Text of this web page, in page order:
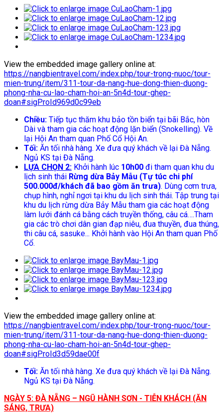
View the embedded image gallery online at:
https://nangbientravel.com/index.php/tour-trong-nuoc/tour-
mien-trung/item/311-tour-da-nang-hue-dong-thien-duong-
phong-nha-cu-lao-cham-hoi-an-5n4d-tour-ghep-
doan#sigProId969d0c99eb
Chiều: Tiếp tục thăm khu bảo tồn biển tại bãi Bắc, hòn
Dài và tham gia các hoạt động lặn biển (Snokelling). Về
lại Hội An tham quan Phố Cổ Hội An.
Tối: Ăn tối nhà hàng. Xe đưa quý khách về lại Đà Nẵng.
Ngủ KS tại Đà Nẵng.
LỰA CHỌN 2: Khởi hành lúc 10h00 đi tham quan khu du
lịch sinh thái Rừng dừa Bảy Mẫu (Tự túc chi phí
500.000đ/khách đã bao gồm ăn trưa). Dùng cơm trưa,
chụp hình, nghỉ ngơi tại khu du lịch sinh thái. Tập trung tại
khu du lịch rừng dừa Bảy Mẫu tham gia các hoạt động
làm lưới đánh cá bằng cách truyền thống, câu cá….Tham
gia các trò chơi dân gian đạp niêu, đua thuyền, đua thúng,
thi câu cá, sasuke... Khởi hành vào Hội An tham quan Phố
Cổ.
View the embedded image gallery online at:
https://nangbientravel.com/index.php/tour-trong-nuoc/tour-
mien-trung/item/311-tour-da-nang-hue-dong-thien-duong-
phong-nha-cu-lao-cham-hoi-an-5n4d-tour-ghep-
doan#sigProId3d59dae00f
Tối: Ăn tối nhà hàng. Xe đưa quý khách về lại Đà Nẵng.
Ngủ KS tại Đà Nẵng.
NGÀY 5: ĐÀ NẴNG – NGŨ HÀNH SƠN - TIỄN KHÁCH (ĂN
SÁNG, TRƯA)